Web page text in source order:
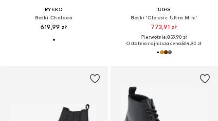
RYŁKO
Botki Chelsea
619,99 zł
UGG
Botki 'Classic Ultra Mini'
773,91 zł
Pierwotnie: 859,90 zł
Ostatnia najniższa cena:564,90 zł